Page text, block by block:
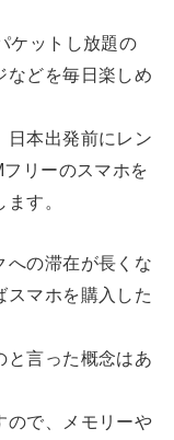
ケットし放題の
などを毎日楽しめ
日本出発前にレン
リーのスマホを
す。
への滞在が長くな
スマホを購入した
と言った概念はあ
ので、メモリーや